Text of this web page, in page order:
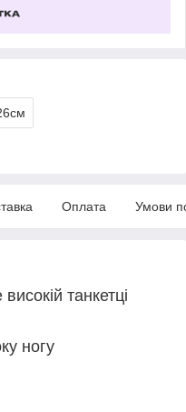
Оплата Умови
танкетці
ногу